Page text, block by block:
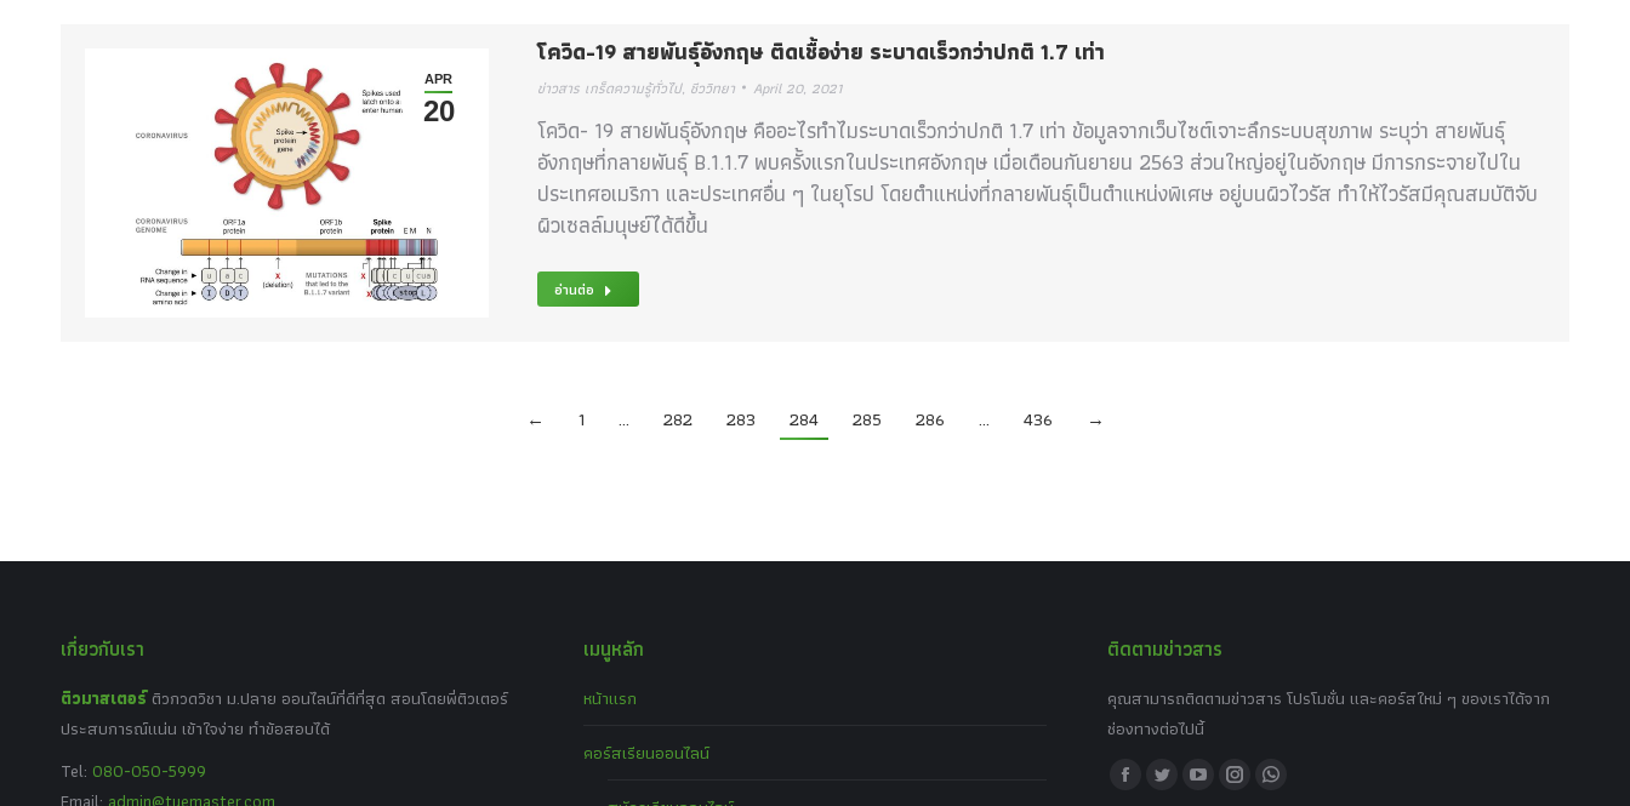
APR
20
โควิด-19 สายพันธุ์อังกฤษ ติดเชื้อง่าย ระบาดเร็วกว่าปกติ 1.7 เท่า
ข่าวสาร เกร็ดความรู้ทั่วไป, ชีววิทยา April 20, 2021
โควิด- 19 สายพันธุ์อังกฤษ คืออะไรทำไมระบาดเร็วกว่าปกติ 1.7 เท่า ข้อมูลจากเว็บไซต์เจาะลึกระบบสุขภาพ ระบุว่า สายพันธุ์
อังกฤษที่กลายพันธุ์ B.1.1.7 พบครั้งแรกในประเทศอังกฤษ เมื่อเดือนกันยายน 2563 ส่วนใหญ่อยู่ในอังกฤษ มีการกระจายไปใน
ประเทศอเมริกา และประเทศอื่น ๆ ในยุโรป โดยตำแหน่งที่กลายพันธุ์เป็นตำแหน่งพิเศษ อยู่บนผิวไวรัส ทำให้ไวรัสมีคุณสมบัติจับ
ผิวเซลล์มนุษย์ได้ดีขึ้น
อ่านต่อ
← 1 … 282 283 284 285 286 … 436 →
เกี่ยวกับเรา
ติวมาสเตอร์ ติวกวดวิชา ม.ปลาย ออนไลน์ที่ดีที่สุด สอนโดยพี่ติวเตอร์
ประสบการณ์แน่น เข้าใจง่าย ทำข้อสอบได้
Tel: 080-050-5999
เมนูหลัก
หน้าแรก
คอร์สเรียนออนไลน์
ติดตามข่าวสาร
คุณสามารถติดตามข่าวสาร โปรโมชั่น และคอร์สใหม่ ๆ ของเราได้จาก
ช่องทางต่อไปนี้
Find us on:
Facebook
TwitterYouTubeInstagramWhatsapp